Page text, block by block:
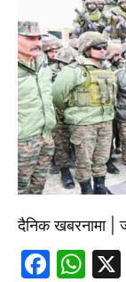
दैनिक खबरनामा |